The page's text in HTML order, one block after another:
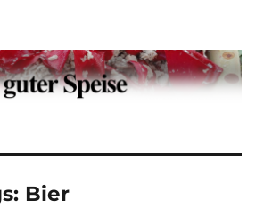
guter Speise
Bier